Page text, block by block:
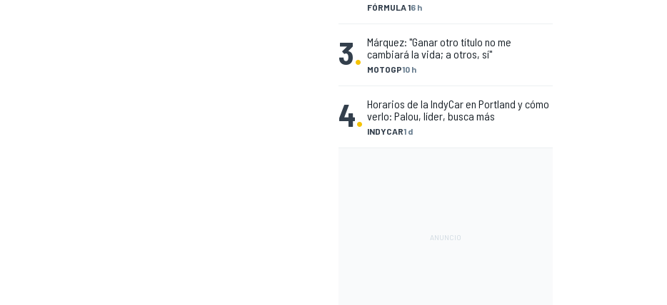
FÓRMULA 16 h
3. MOTOGP10 h
Márquez: "Ganar otro título no me
cambiará la vida; a otros, sí"
4. INDYCAR1 d
Horarios de la IndyCar en Portland y cómo
verlo: Palou, líder, busca más